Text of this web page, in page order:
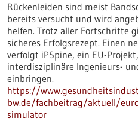
Rückenleiden sind meist
bereits versucht und wird
helfen. Trotz aller Fortschritte
sicheres Erfolgsrezept. Einen
verfolgt iPSpine, ein EU-
interdisziplinäre Ingenieurs-
einbringen.
https://
bw.de/fachbeitrag/aktuell/
simulator